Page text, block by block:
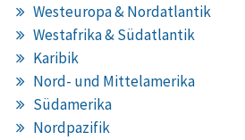
Westeuropa & Nordatlantik
Westafrika & Südatlantik
Karibik
Nord- und Mittelamerika
Südamerika
Nordpazifik